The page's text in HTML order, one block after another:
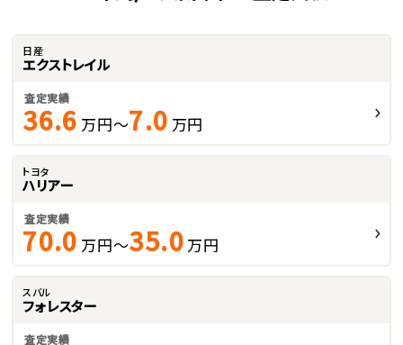
日産
エクストレイル
査定実績
36.6 万円～7.0 万円
トヨタ
ハリアー
査定実績
70.0 万円～35.0 万円
スバル
フォレスター
査定実績